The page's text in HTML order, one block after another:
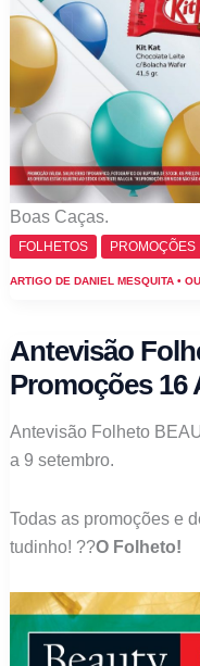
Boas Caças.
FOLHETOS PROMOÇÕES
ARTIGO DE DANIEL MESQUITA •
Antevisão
Promoções 16
Antevisão Folheto
a 9 setembro.
Todas as promoções e
tudinho! ??O Folheto!